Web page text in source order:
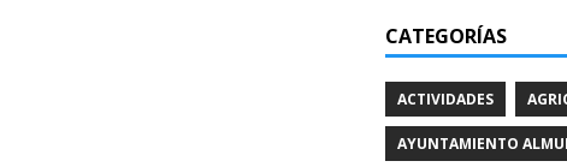
CATEGORÍAS
ACTIVIDADES
AYUNTAMIENTO